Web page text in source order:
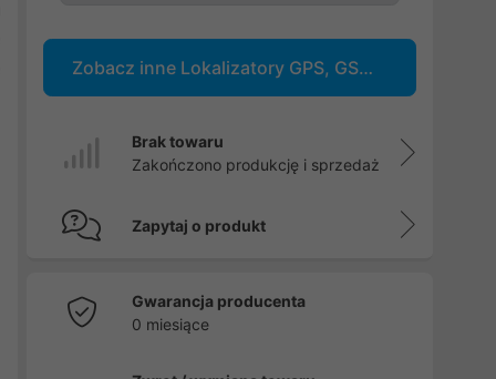
Zobacz inne Lokalizatory GPS, GSM, Bluetooth
Brak towaru
Zakończono produkcję i sprzedaż
Zapytaj o produkt
Gwarancja producenta
0 miesiące